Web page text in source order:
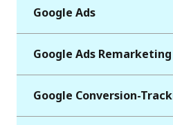
Google Ads
Google Ads Remarketing
Google Conversion-